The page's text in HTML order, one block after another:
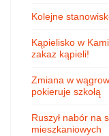
Kolejne
Kąpielisko w
zakaz kąpieli!
Zmiana w
pokieruje szkołą
Ruszył nabór na
mieszkaniowych